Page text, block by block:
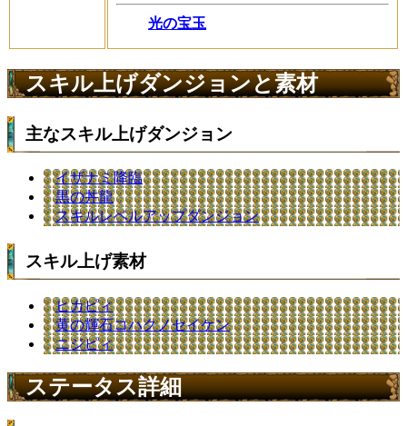
光の宝玉
スキル上げダンジョンと素材
主なスキル上げダンジョン
イザナミ降臨
黒の丼龍
スキルレベルアップダンジョン
スキル上げ素材
ヒカピィ
黄の輝石コハクノセイケン
ニジピィ
ステータス詳細